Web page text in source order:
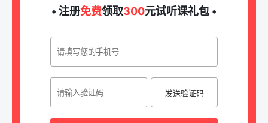
• 注册免费领取300元试听课礼包 •
发送验证码